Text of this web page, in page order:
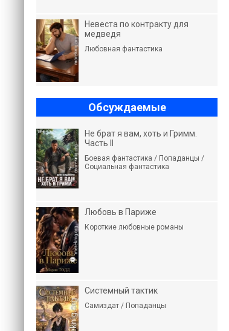
Невеста по контракту для
медведя
Любовная фантастика
Обсуждаемые
Не брат я вам, хоть и Гримм.
Часть II
Боевая фантастика / Попаданцы /
Социальная фантастика
Любовь в Париже
Короткие любовные романы
Системный тактик
Самиздат / Попаданцы